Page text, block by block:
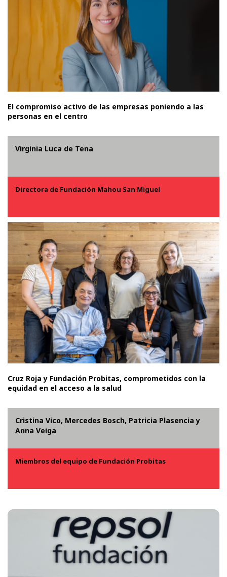
El compromiso activo de las empresas poniendo a las
personas en el centro
Virginia Luca de Tena
Directora de Fundación Mahou San Miguel
Cruz Roja y Fundación Probitas, comprometidos con la
equidad en el acceso a la salud
Cristina Vico, Mercedes Bosch, Patricia Plasencia y
Anna Veiga
Miembros del equipo de Fundación Probitas